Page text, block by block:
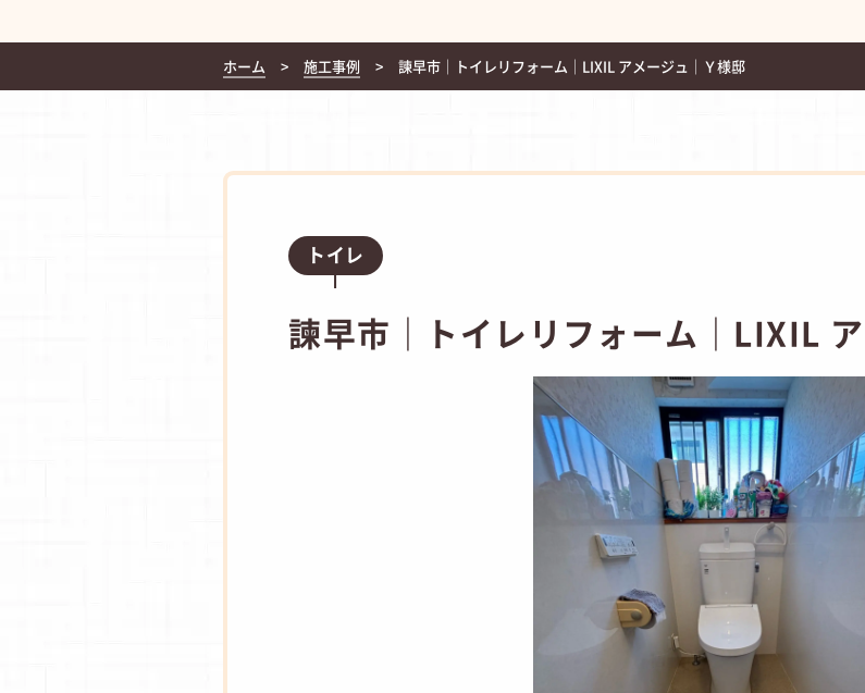
ホーム 施工事例 諫早市｜トイレリフォーム｜LIXIL アメージュ｜Ｙ様邸
トイレ
諫早市｜トイレリフォーム｜LIXIL